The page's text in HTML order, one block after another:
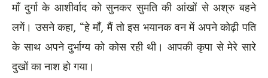
माँ दुर्गा के आशीर्वाद को सुनकर सुमति की आंखों से अश्रु बहने
लगें। उसने कहा, “हे माँ, मैं तो इस भयानक वन में अपने कोढ़ी पति
के साथ अपने दुर्भाग्य को कोस रही थी। आपकी कृपा से मेरे सारे
दुखों का नाश हो गया।